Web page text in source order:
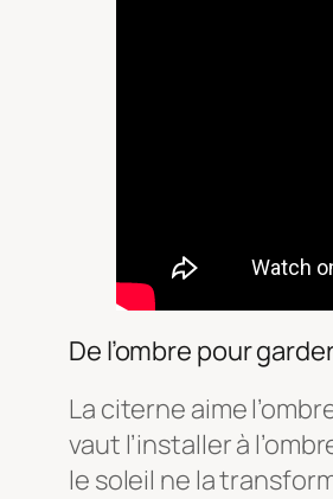
De l’ombre pour
La citerne aime
vaut l’installer à
le soleil ne la